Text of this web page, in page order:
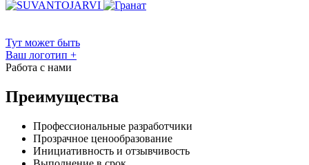
Тут может быть
Ваш логотип +
Работа с нами
Преимущества
Профессиональные разработчики
Прозрачное ценообразование
Инициативность и отзывчивость